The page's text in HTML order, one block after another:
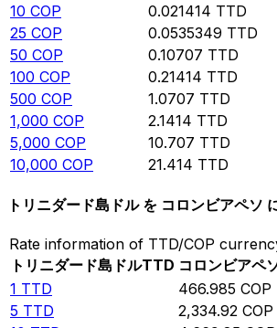
10 COP 0.021414 TTD
25 COP 0.0535349 TTD
50 COP 0.10707 TTD
100 COP 0.21414 TTD
500 COP 1.0707 TTD
1,000 COP 2.1414 TTD
5,000 COP 10.707 TTD
10,000 COP 21.414 TTD
トリニダード島ドル を コロンビアペソ
Rate information of TTD/COP
トリニダード島ドルTTD コロンビアペ
1 TTD 466.985 COP
5 TTD 2,334.92 COP